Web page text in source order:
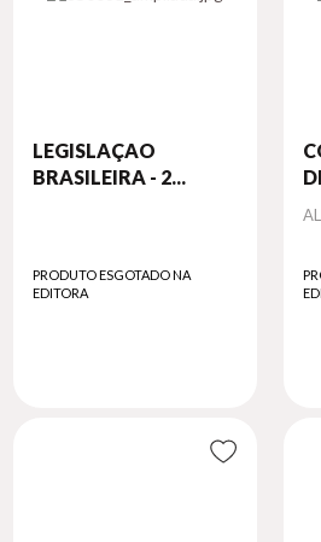
LEGISLAÇAO
BRASILEIRA - 2...
PRODUTO ESGOTADO NA
EDITORA